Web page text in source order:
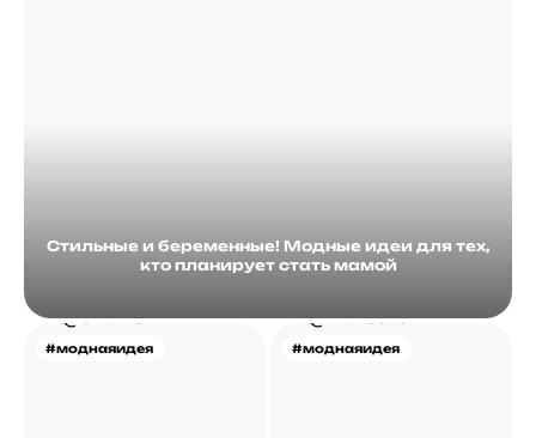
Стильные и беременные! Модные идеи для тех,
кто планирует стать мамой
#моднаяидея #моднаяидея